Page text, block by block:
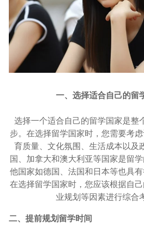
一、选择适合自己的留
选择一个适合自己的留学国家是整
步。在选择留学国家时，您需要考
育质量、文化氛围、生活成本以及
国、加拿大和澳大利亚等国家是留
他国家如德国、法国和日本等也具有
在选择留学国家时，您应该根据自
业规划等因素进行综合
二、提前规划留学时间